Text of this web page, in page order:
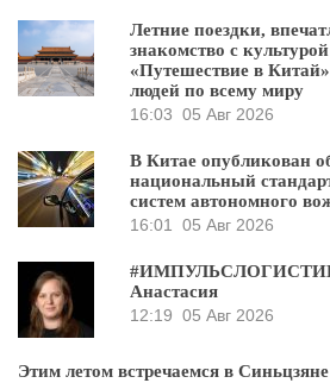
Летние поездки,
знакомство с
«Путешествие в Китай»
людей по всему миру
16:03 05 Авг 2026
В Китае опубликован
национальный
систем автономного
16:01 05 Авг 2026
Анастасия
12:19 05 Авг 2026
Этим летом встречаемся в Синьцзяне